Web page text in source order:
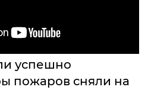
успешно
пожаров сняли на